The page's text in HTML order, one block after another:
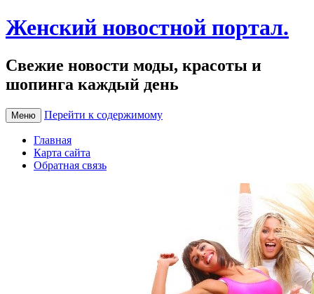
Женский новостной портал.
Свежие новости моды, красоты и
шопинга каждый день
Меню Перейти к содержимому
Главная
Карта сайта
Обратная связь